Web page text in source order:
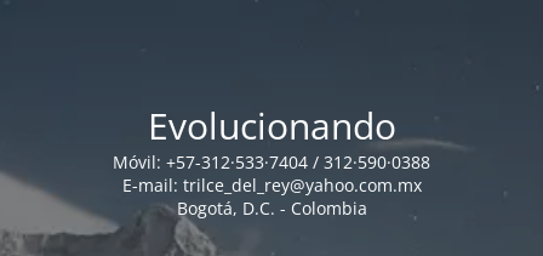
Evolucionando
Móvil: +57-312·533·7404 / 312·590·0388
E-mail: trilce_del_rey@yahoo.com.mx
Bogotá, D.C. - Colombia